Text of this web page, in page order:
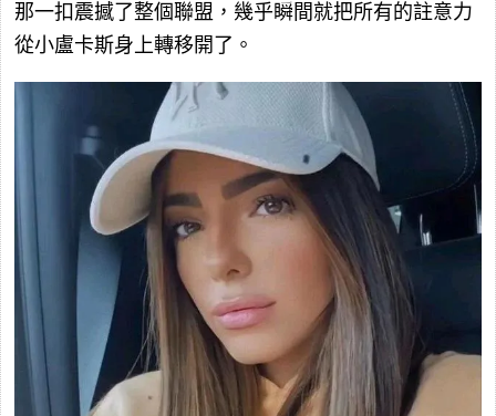
那一扣震撼了整個聯盟，幾乎瞬間就把所有的註意力
從小盧卡斯身上轉移開了。